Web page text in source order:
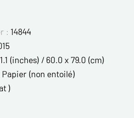
: 14844
(inches) / 60.0 x 79.0 (cm)
Papier (non entoilé)
)